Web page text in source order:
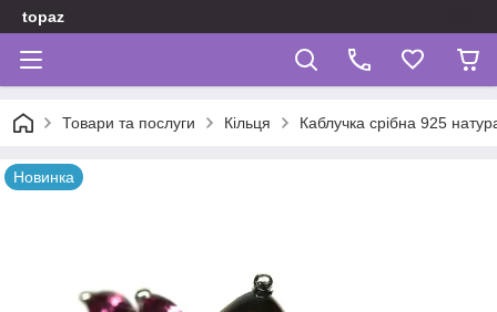
topaz
Товари та послуги Кільця Каблучка срібна 925
Новинка